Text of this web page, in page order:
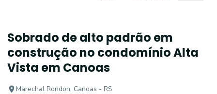
Sobrado de alto padrão em
construção no condomínio Alta
Vista em Canoas
Marechal Rondon, Canoas - RS